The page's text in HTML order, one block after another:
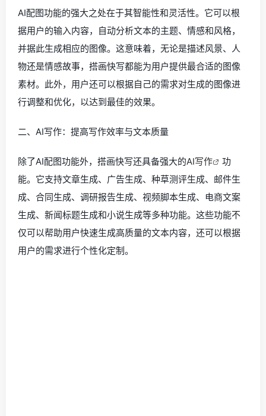
AI配图功能的强大之处在于其智能性和灵活性。它可以根
据用户的输入内容，自动分析文本的主题、情感和风格，
并据此生成相应的图像。这意味着，无论是描述风景、人
物还是情感故事，搭画快写都能为用户提供最合适的图像
素材。此外，用户还可以根据自己的需求对生成的图像进
行调整和优化，以达到最佳的效果。
二、AI写作：提高写作效率与文本质量
除了AI配图功能外，搭画快写还具备强大的AI写作
功
能。它支持文章生成、广告生成、种草测评生成、邮件生
成、合同生成、调研报告生成、视频脚本生成、电商文案
生成、新闻标题生成和小说生成等多种功能。这些功能不
仅可以帮助用户快速生成高质量的文本内容，还可以根据
用户的需求进行个性化定制。